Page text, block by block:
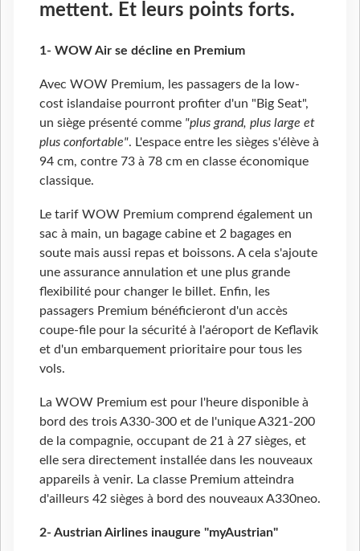
mettent. Et leurs points forts.
1- WOW Air se décline en Premium
Avec WOW Premium, les passagers de la low-
cost islandaise pourront profiter d'un "Big Seat",
un siège présenté comme "plus grand, plus large et
plus confortable". L'espace entre les sièges s'élève à
94 cm, contre 73 à 78 cm en classe économique
classique.
Le tarif WOW Premium comprend également un
sac à main, un bagage cabine et 2 bagages en
soute mais aussi repas et boissons. A cela s'ajoute
une assurance annulation et une plus grande
flexibilité pour changer le billet. Enfin, les
passagers Premium bénéficieront d'un accès
coupe-file pour la sécurité à l'aéroport de Keflavik
et d'un embarquement prioritaire pour tous les
vols.
La WOW Premium est pour l'heure disponible à
bord des trois A330-300 et de l'unique A321-200
de la compagnie, occupant de 21 à 27 sièges, et
elle sera directement installée dans les nouveaux
appareils à venir. La classe Premium atteindra
d'ailleurs 42 sièges à bord des nouveaux A330neo.
2- Austrian Airlines inaugure "myAustrian"